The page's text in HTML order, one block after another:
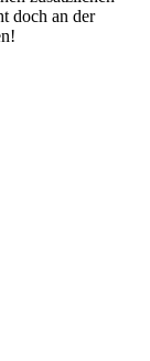
doch an der